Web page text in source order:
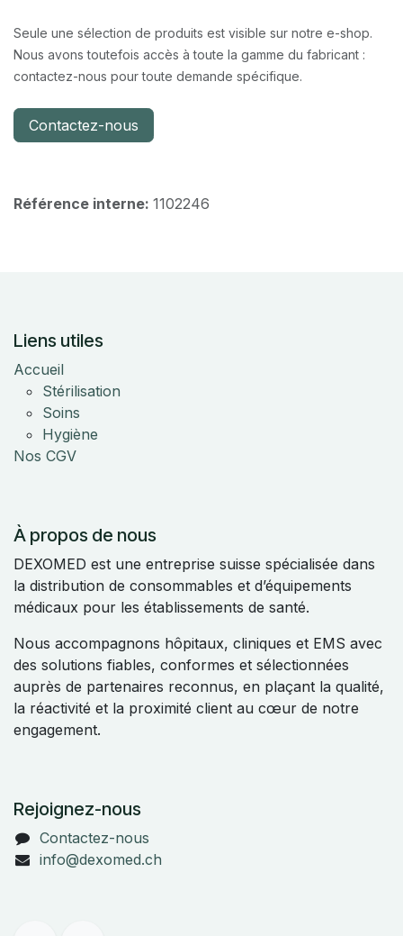
Seule une sélection de produits est visible sur notre e-shop.
Nous avons toutefois accès à toute la gamme du fabricant :
contactez-nous pour toute demande spécifique.
Contactez-nous
Référence interne: 1102246
Liens utiles
Accueil
Stérilisation
Soins
Hygiène
Nos CGV
À propos de nous
DEXOMED est une entreprise suisse spécialisée dans
la distribution de consommables et d’équipements
médicaux pour les établissements de santé.
Nous accompagnons hôpitaux, cliniques et EMS avec
des solutions fiables, conformes et sélectionnées
auprès de partenaires reconnus, en plaçant la qualité,
la réactivité et la proximité client au cœur de notre
engagement.
Rejoignez-nous
Contactez-nous
info@dexomed.ch